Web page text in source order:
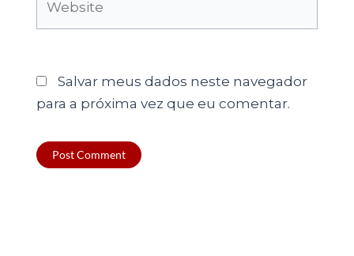
Salvar meus dados neste navegador
para a próxima vez que eu comentar.